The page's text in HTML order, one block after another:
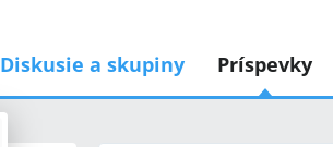
Diskusie a skupiny Príspevky